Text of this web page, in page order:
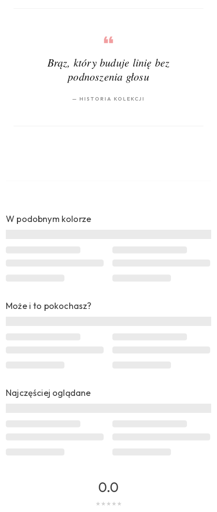
Brąz, który buduje linię bez
podnoszenia głosu
— HISTORIA KOLEKCJI
W podobnym kolorze
Może i to pokochasz?
Najczęściej oglądane
0.0
★ ★ ★ ★ ★